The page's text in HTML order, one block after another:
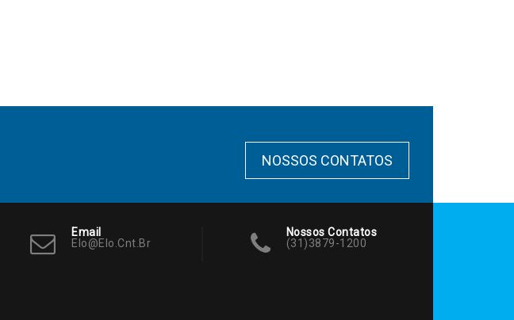
NOSSOS CONTATOS
Email
Elo@elo.cnt.br
Nossos Contatos
(31)3879-1200